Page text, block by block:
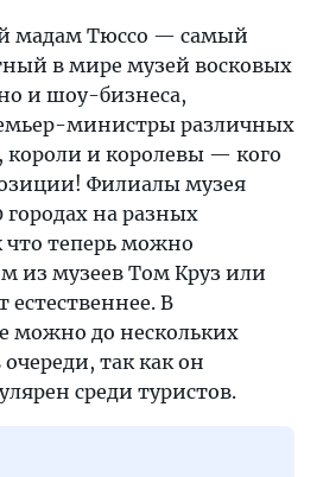
мадам Тюссо — самый
в мире музей восковых
и шоу-бизнеса,
министры различных
короли и королевы — кого
Филиалы музея
городах на разных
что теперь можно
из музеев Том Круз или
В
можно до нескольких
очереди, так как он
среди туристов.